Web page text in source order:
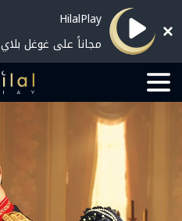
HilalPlay
مجاناً على غوغل بلاي